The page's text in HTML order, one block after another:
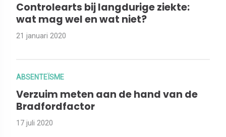
Controlearts bij langdurige ziekte:
wat mag wel en wat niet?
21 januari 2020
ABSENTEÏSME
Verzuim meten aan de hand van de
Bradfordfactor
17 juli 2020